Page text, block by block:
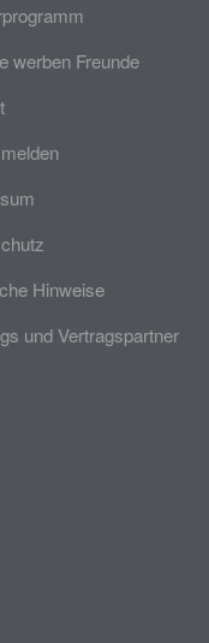
werben Freunde
Hinweise
und Vertragspartner